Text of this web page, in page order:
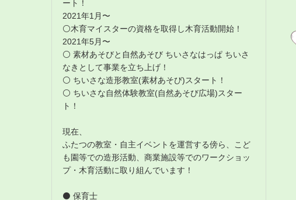
ート！
2021年1月〜
⚪木育マイスターの資格を取得し木育活動開始！
2021年5月〜
⚪ 素材あそびと自然あそび ちいさなはっぱ ちいさ
なきとして事業を立ち上げ！
⚪ ちいさな造形教室(素材あそび)スタート！
⚪ ちいさな自然体験教室(自然あそび広場)スター
ト！
現在、
ふたつの教室・自主イベントを運営する傍ら、こど
も園等での造形活動、商業施設等でのワークショッ
プ・木育活動に取り組んでいます！
⚫ 保育士